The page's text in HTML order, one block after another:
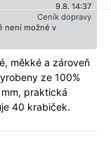
9.8. 14:37
Ceník dopravy
není možné v
měkké a zároveň
ze 100%
praktická
40 krabiček.